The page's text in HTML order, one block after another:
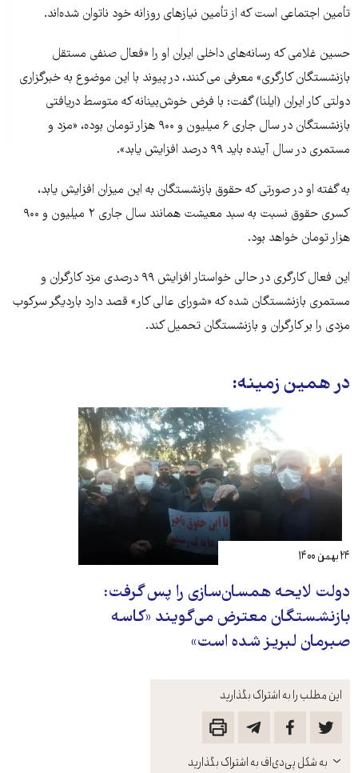
این مطلب را به اشتراک بگذارید
باز
به شکل پی‌دی‌اف به اشتراک بگذارید
تأمین اجتماعی است که از تأمین نیازهای روزانه خود ناتوان شده‌اند.
حسین غلامی که رسانه‌های داخلی ایران او را «فعال صنفی مستقل
بازنشستگان کارگری» معرفی می‌کنند، در پیوند با این موضوع به خبرگزاری
دولتی کار ایران (ایلنا) گفت: با فرض خوش‌بینانه که متوسط دریافتی
بازنشستگان در سال جاری ۶ میلیون و ۹۰۰ هزار تومان بوده، «مزد و
مستمری در سال آینده باید ۹۹ درصد افزایش یابد».
به گفته او در صورتی که حقوق بازنشستگان به این میزان افزایش یابد،
کسری حقوق نسبت به سبد معیشت همانند سال جاری ۲ میلیون و ۹۰۰
هزار تومان خواهد بود.
این فعال کارگری در حالی خواستار افزایش ۹۹ درصدی مزد کارگران و
مستمری بازنشستگان شده که «شورای عالی کار» قصد دارد باردیگر سرکوب
مزدی را بر کارگران و بازنشستگان تحمیل کند.
در همین زمینه:
دولت لایحه همسان‌سازی را پس گرفت:
بازنشستگان معترض می‌گویند «کاسه
صبرمان لبریز شده است»
۲۴ بهمن ۱۴۰۰